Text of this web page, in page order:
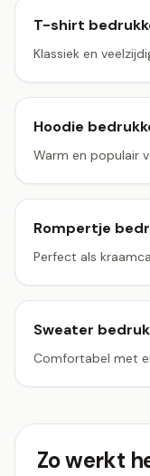
T-shirt
Klassiek en
Hoodie
Warm en populair
Rompertje
Perfect als
Sweater
Comfortabel met
Zo werkt